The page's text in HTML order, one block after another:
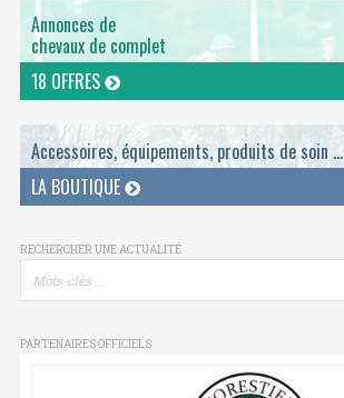
Annonces de
chevaux de complet
18 OFFRES
Accessoires, équipements, produits de soin ...
LA BOUTIQUE
RECHERCHER UNE ACTUALITÉ
PARTENAIRES OFFICIELS